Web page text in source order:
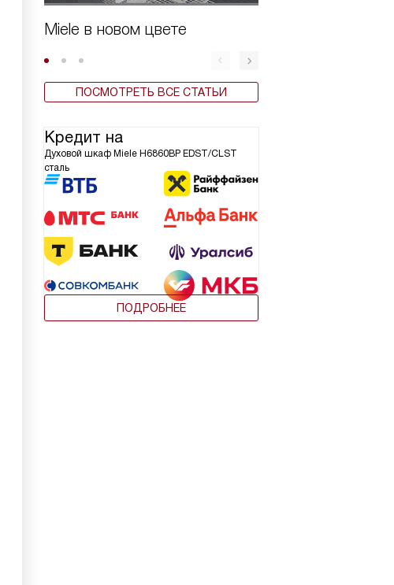
Miele в новом цвете
ПОСМОТРЕТЬ ВСЕ СТАТЬИ
Кредит на
Духовой шкаф Miele H6860BP EDST/CLST
сталь
ПОДРОБНЕЕ